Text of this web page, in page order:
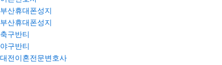
부산휴대폰성지
부산휴대폰성지
축구반티
야구반티
대전이혼전문변호사